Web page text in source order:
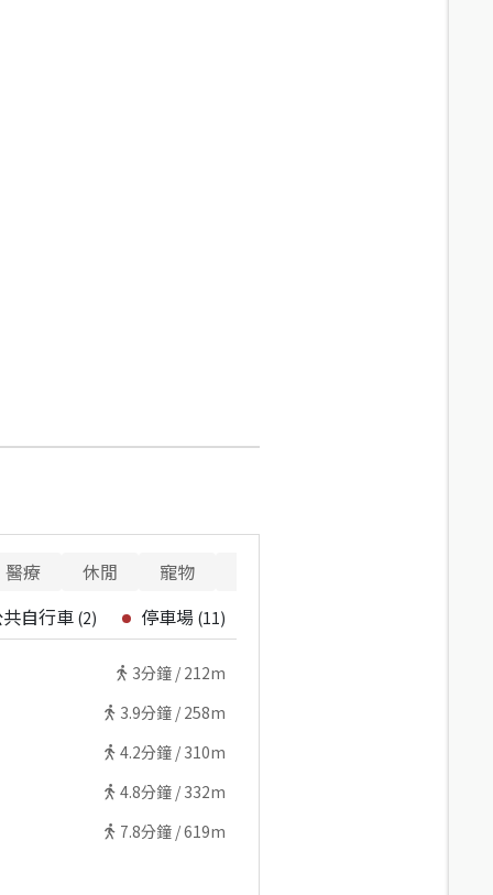
醫療 休閒 寵物
自行車(2) 停車場 (11)
3分鐘 / 212m
3.9分鐘 / 258m
4.2分鐘 / 310m
4.8分鐘 / 332m
7.8分鐘 /619m